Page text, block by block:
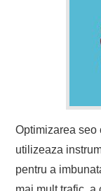
Optimizarea seo
utilizeaza
pentru a